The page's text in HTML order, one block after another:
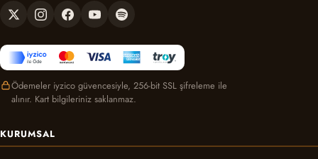
Ödemeler iyzico güvencesiyle, 256-bit SSL şifreleme ile
alınır. Kart bilgileriniz saklanmaz.
KURUMSAL